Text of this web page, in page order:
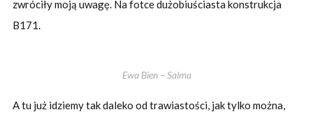
zwróciły moją uwagę. Na fotce dużobiuściasta konstrukcja
B171.
Ewa Bien – Salma
A tu już idziemy tak daleko od trawiastości, jak tylko można,